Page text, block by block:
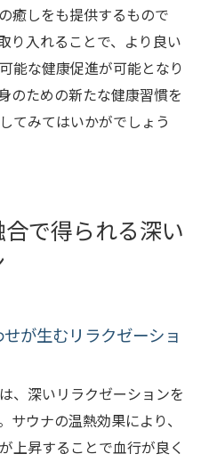
癒しをも提供するもので
り入れることで、より良い
能な健康促進が可能となり
のための新たな健康習慣を
てみてはいかがでしょう
で得られる深い
が生むリラクゼーショ
、深いリラクゼーションを
サウナの温熱効果により、
上昇することで血行が良く